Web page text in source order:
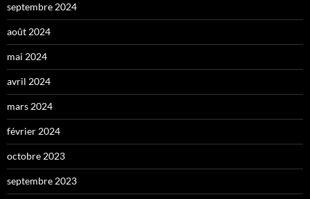
septembre 2024
août 2024
mai 2024
avril 2024
mars 2024
février 2024
octobre 2023
septembre 2023